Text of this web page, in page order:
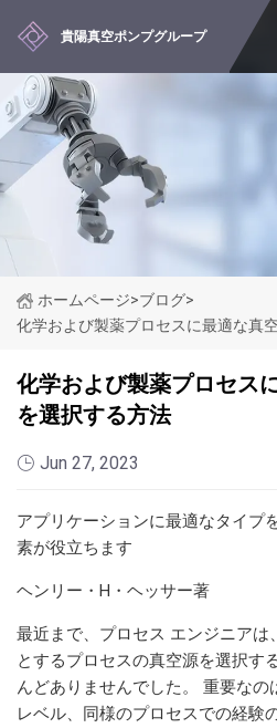
貴陽真空ポンプグループ
ホームページ>ブログ>
化学および製薬プロセスに最適な真
化学および製薬プロセス
を選択する方法
Jun 27, 2023
アプリケーションに最適なタイプ
素が役立ちます
ヘンリー・H・ヘッサー著
最近まで、プロセス エンジニア
とするプロセスの真空源を選択す
んどありませんでした。 重要な
レベル、同様のプロセスでの経験